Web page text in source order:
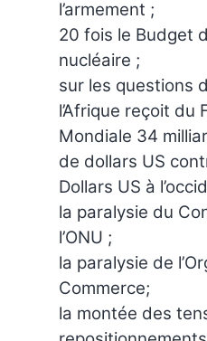
l’armement ;
20 fois le Budget
nucléaire ;
sur les questions
l’Afrique reçoit du
Mondiale 34
de dollars US
Dollars US à
la paralysie du
l’ONU ;
la paralysie de
Commerce;
la montée des